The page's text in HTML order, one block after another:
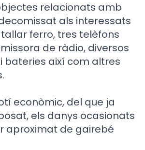
relacionats amb
als interessats
ferro, tres telèfons
de ràdio, diversos
bateries així com altres
econòmic, del que ja
els danys ocasionats
aproximat de gairebé